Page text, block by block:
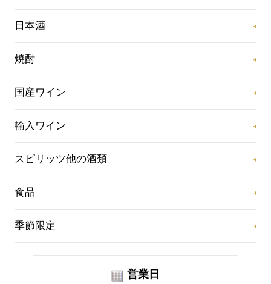
日本酒
焼酎
国産ワイン
輸入ワイン
スピリッツ他の酒類
食品
季節限定
営業日